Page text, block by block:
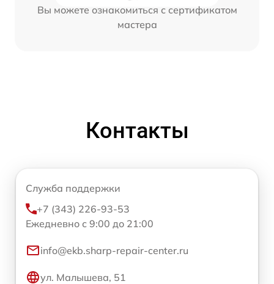
Вы можете ознакомиться с сертификатом
мастера
Контакты
Служба поддержки
+7 (343) 226-93-53
Ежедневно с 9:00 до 21:00
info@ekb.sharp-repair-center.ru
ул. Малышева, 51